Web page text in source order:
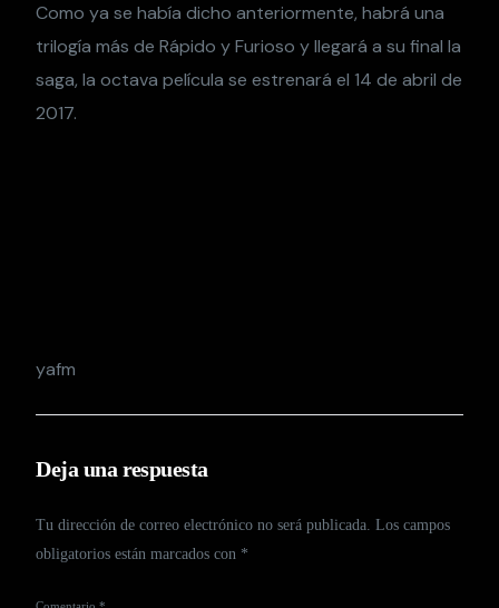
Como ya se había dicho anteriormente, habrá una
trilogía más de Rápido y Furioso y llegará a su final la
saga, la octava película se estrenará el 14 de abril de
2017.
yafm
Deja una respuesta
Tu dirección de correo electrónico no será publicada. Los campos
obligatorios están marcados con *